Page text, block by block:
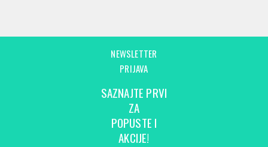
NEWSLETTER
PRIJAVA
SAZNAJTE PRVI
ZA
POPUSTE I
AKCIJE!